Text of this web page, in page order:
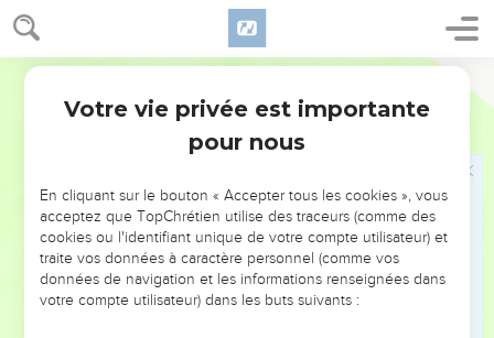
Marc 2
habit ; autrement la pièce neuve emporte une partie du vieil
habit, et la déchirure en devient plus mauvaise.
Et personne ne met du vin nouveau dans de vieilles
répand, et les outres sont perdues ; mais le vin nouveau doit
être mis dans des outres neuves.
Jésus et le sabbat
Et il arriva qu'il passait par les blés en un jour de sabbat ; et
ses disciples, chemin faisant, se mirent à arracher des épis.
Et les pharisiens lui dirent : Voici, pourquoi font-ils, le jour
Votre vie privée est importante
pour nous
En cliquant sur le bouton « Accepter tous les cookies », vous
acceptez que TopChrétien utilise des traceurs (comme des
cookies ou l'identifiant unique de votre compte utilisateur) et
traite vos données à caractère personnel (comme vos
données de navigation et les informations renseignées dans
votre compte utilisateur) dans les buts suivants :